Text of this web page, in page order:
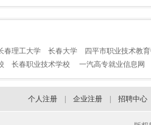
春理工大学 长春大学 四平市职业技术教
长春职业技术学校 一汽高专就业信息网
个人注册 企业注册 招聘中心